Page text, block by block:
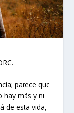
parece que
hay más y ni
de esta vida,